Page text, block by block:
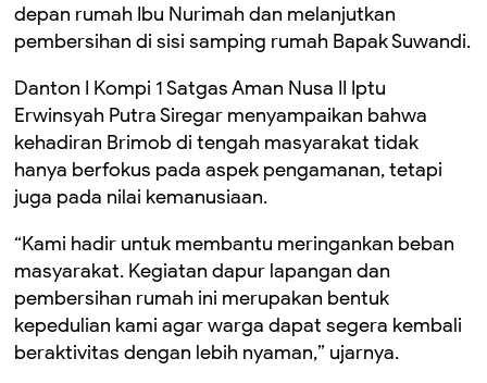
depan rumah Ibu Nurimah dan melanjutkan
pembersihan di sisi samping rumah Bapak Suwandi.
Danton I Kompi 1 Satgas Aman Nusa II Iptu
Erwinsyah Putra Siregar menyampaikan bahwa
kehadiran Brimob di tengah masyarakat tidak
hanya berfokus pada aspek pengamanan, tetapi
juga pada nilai kemanusiaan.
“Kami hadir untuk membantu meringankan beban
masyarakat. Kegiatan dapur lapangan dan
pembersihan rumah ini merupakan bentuk
kepedulian kami agar warga dapat segera kembali
beraktivitas dengan lebih nyaman,” ujarnya.